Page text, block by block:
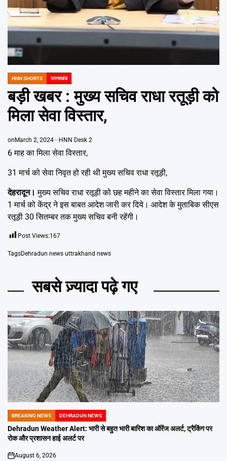
POSTED
HNN SHORTS उत्तराखंड
बड़ी खबर : मुख्य सचिव राधा रतूड़ी को
मिला सेवा विस्तार,
on March 2, 2024 HNN Desk 2
6 माह का मिला सेवा विस्तार,
31 मार्च को सेवा निवृत हो रही थी मुख्य सचिव राधा रतूड़ी,
देहरादून। मुख्य सचिव राधा रतूड़ी को छह महीने का सेवा विस्तार मिला गया।
1 मार्च को केंद्र ने इस बाबत आदेश जारी कर दिये। आदेश के मुताबिक सीएस
रतूड़ी 30 सितम्बर तक मुख्य सचिव बनी रहेंगी।
Post Views:167
TagsDehradun news uttrakhand news
सबसे ज़्यादा पढ़े गए
POSTED
IN
BREAKING NEWS DEHRADUN NEWS
Dehradun Weather Alert: भारी से बहुत भारी बारिश का ऑरेंज अलर्ट, ट्रैकिंग पर
रोक और प्रशासन हाई अलर्ट पर
on
August 6, 2026